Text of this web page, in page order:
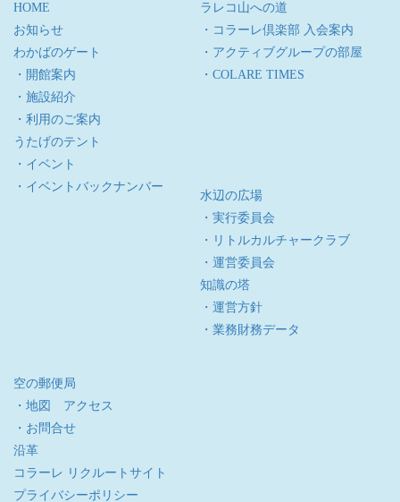
HOME
お知らせ
わかばのゲート
・開館案内
・施設紹介
・利用のご案内
うたげのテント
・イベント
・イベントバックナンバー
ラレコ山への道
・コラーレ倶楽部 入会案内
・アクティブグループの部屋
・COLARE TIMES
水辺の広場
・実行委員会
・リトルカルチャークラブ
・運営委員会
知識の塔
・運営方針
・業務財務データ
空の郵便局
・地図 アクセス
・お問合せ
沿革
コラーレ リクルートサイト
プライバシーポリシー